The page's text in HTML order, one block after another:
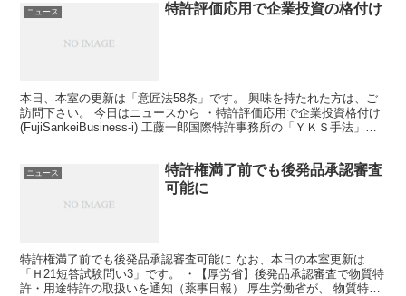
ニュース 特許評価応用で企業投資の格付け
本日、本室の更新は「意匠法58条」です。 興味を持たれた方は、ご
訪問下さい。 今日はニュースから ・特許評価応用で企業投資格付け
(FujiSankeiBusiness-i) 工藤一郎国際特許事務所の「ＹＫＳ手法」を
ニュース
特許権満了前でも後発品承認審査
可能に
特許権満了前でも後発品承認審査可能に なお、本日の本室更新は
「Ｈ21短答試験問い3」です。 ・【厚労省】後発品承認審査で物質特
許・用途特許の取扱いを通知（薬事日報） 厚生労働省が、 物質特許